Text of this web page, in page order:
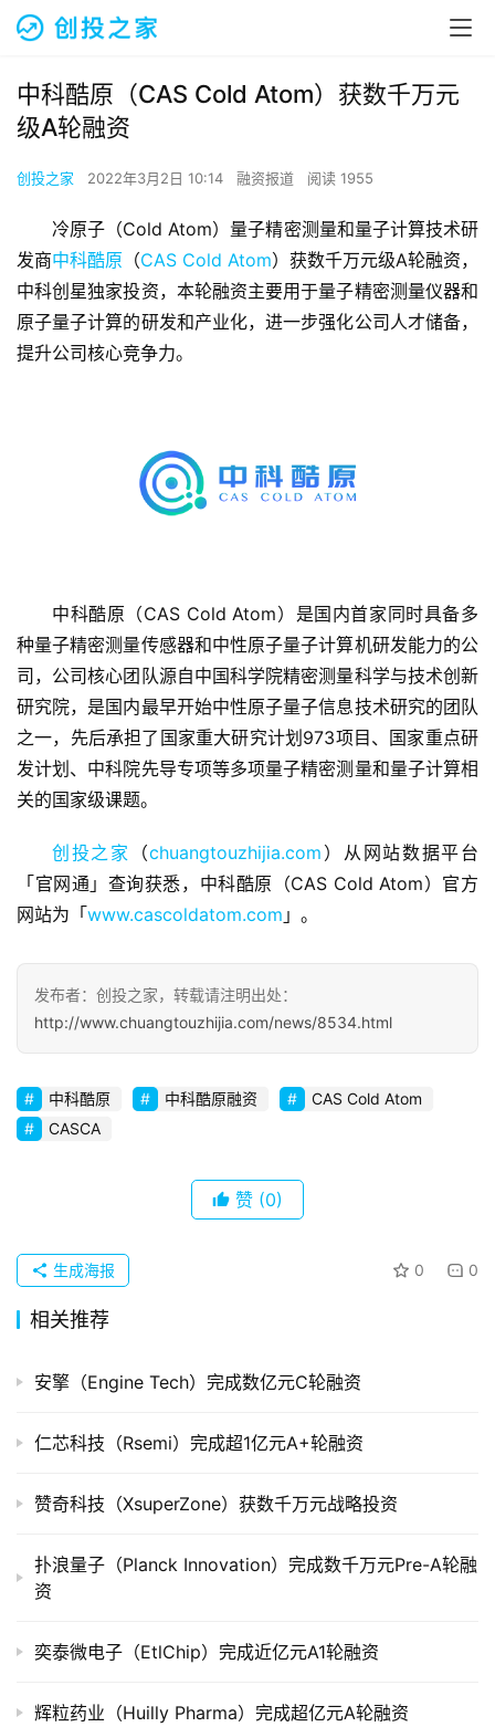
首
页
融
资
商
观
察
企
业
布
并
重
司
数
投稿
中科酷原（CAS Cold Atom）获数千万元
级A轮融资
创投之家 2022年3月2日 10:14 融资报道 阅读 1955
冷原子（Cold Atom）量子精密测量和量子计算技术研
发商中科酷原 （CAS Cold Atom）获数千万元级A轮融资，
中科创星独家投资，本轮融资主要用于量子精密测量仪器和
原子量子计算的研发和产业化，进一步强化公司人才储备，
提升公司核心竞争力。
中科酷原（CAS Cold Atom）是国内首家同时具备多
种量子精密测量传感器和中性原子量子计算机研发能力的公
司，公司核心团队源自中国科学院精密测量科学与技术创新
研究院，是国内最早开始中性原子量子信息技术研究的团队
之一，先后承担了国家重大研究计划973项目、国家重点研
发计划、中科院先导专项等多项量子精密测量和量子计算相
关的国家级课题。
创投之家 （chuangtouzhijia.com ）从网站数据平台
「官网通」查询获悉，中科酷原（CAS Cold Atom）官方
网站为「www.cascoldatom.com 」。
发布者：创投之家，转载请注明出处：
http://www.chuangtouzhijia.com/news/8534.html
中科酷原 中科酷原融资
CAS Cold Atom
CASCA
赞 (0)
0 0
生成海报
相关推荐
安擎（Engine Tech）完成数亿元C轮融资
仁芯科技（Rsemi）完成超1亿元A+轮融资
赞奇科技（XsuperZone）获数千万元战略投资
扑浪量子（Planck Innovation）完成数千万元Pre-A轮融
资
奕泰微电子（EtlChip）完成近亿元A1轮融资
辉粒药业（Huilly Pharma）完成超亿元A轮融资